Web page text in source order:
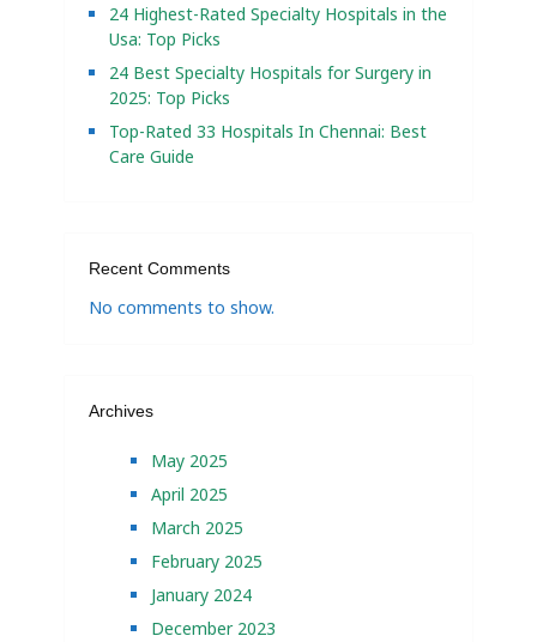
24 Highest-Rated Specialty Hospitals in the
Usa: Top Picks
24 Best Specialty Hospitals for Surgery in
2025: Top Picks
Top-Rated 33 Hospitals In Chennai: Best
Care Guide
Recent Comments
No comments to show.
Archives
May 2025
April 2025
March 2025
February 2025
January 2024
December 2023